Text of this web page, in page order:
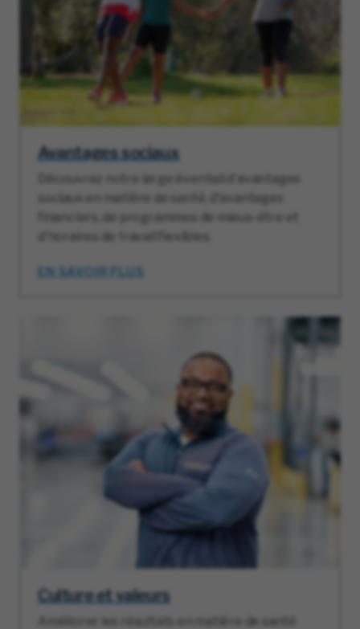
Avantages sociaux
Découvrez notre large éventail d'avantages
sociaux en matière de santé, d'avantages
financiers, de programmes de mieux-être et
d'horaires de travail flexibles.
EN SAVOIR PLUS
Culture et valeurs